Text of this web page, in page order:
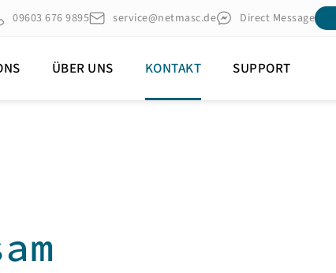
09603 676 9895 service@netmasc.de Direct Message
ÜBER UNS KONTAKT SUPPORT